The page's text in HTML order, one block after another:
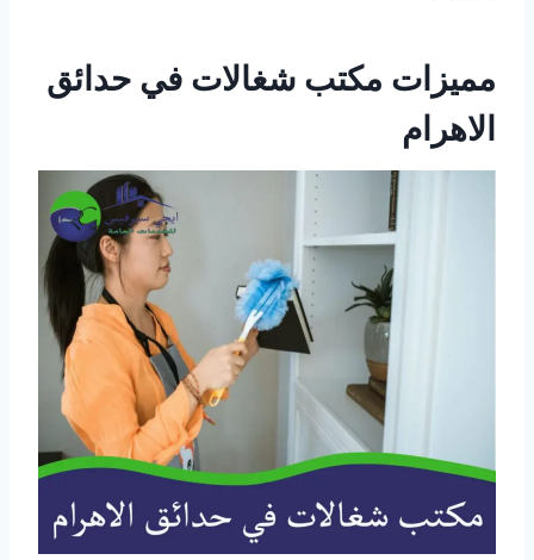
مميزات مكتب شغالات في حدائق
الاهرام